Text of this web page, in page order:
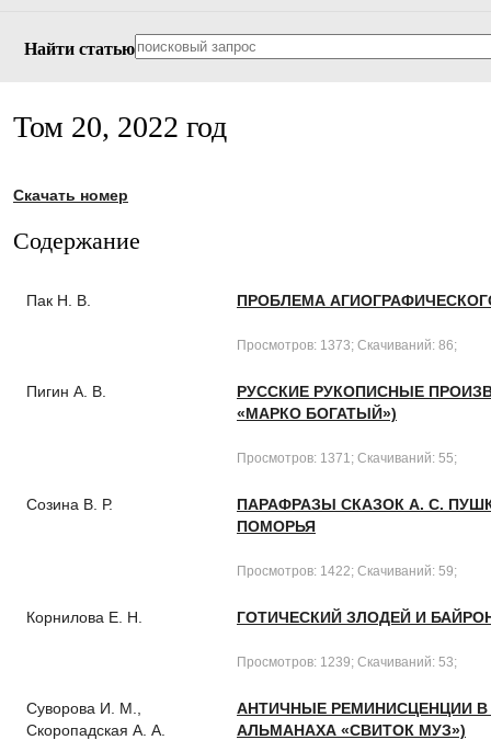
Найти статью
Том 20, 2022 год
Скачать номер
Содержание
Пак Н. В. ПРОБЛЕМА
Просмотров: 1373; Скачиваний: 86;
Пигин А. В.
РУССКИЕ РУКОПИСНЫЕ
«МАРКО БОГАТЫЙ»)
Просмотров: 1371; Скачиваний: 55;
Созина В. Р.
ПАРАФРАЗЫ СКАЗОК А. С.
ПОМОРЬЯ
Просмотров: 1422; Скачиваний: 59;
Корнилова Е. Н. ГОТИЧЕСКИЙ ЗЛОДЕЙ И
Просмотров: 1239; Скачиваний: 53;
Суворова И. М.,
Скоропадская А. А.
АНТИЧНЫЕ РЕМИНИСЦЕНЦИИ В
АЛЬМАНАХА «СВИТОК МУЗ»)